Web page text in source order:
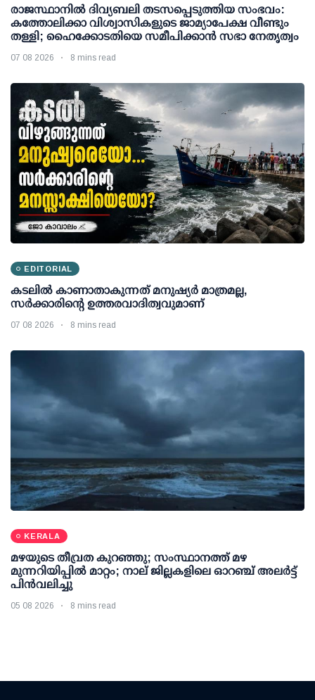
രാജസ്ഥാനിൽ ദിവ്യബലി തടസപ്പെടുത്തിയ സംഭവം:
കത്തോലിക്കാ വിശ്വാസികളുടെ ജാമ്യാപേക്ഷ വീണ്ടും
തള്ളി; ഹൈക്കോടതിയെ സമീപിക്കാൻ സഭാ നേതൃത്വം
07 08 2026 8 mins read
EDITORIAL
കടലിൽ കാണാതാകുന്നത് മനുഷ്യർ മാത്രമല്ല,
സർക്കാരിന്റെ ഉത്തരവാദിത്വവുമാണ്
07 08 2026 8 mins read
KERALA
മഴയുടെ തീവ്രത കുറഞ്ഞു; സംസ്ഥാനത്ത് മഴ
മുന്നറിയിപ്പിൽ മാറ്റം; നാല് ജില്ലകളിലെ ഓറഞ്ച് അലർട്ട്
പിൻവലിച്ചു
05 08 2026 8 mins read